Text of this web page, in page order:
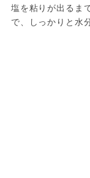
塩を粘りが出るま
で、しっかりと水